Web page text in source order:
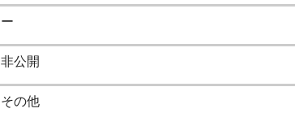
ー
非公開
その他